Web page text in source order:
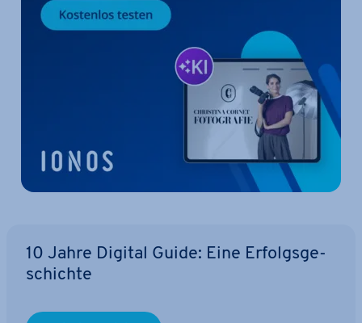
10 Jahre Digital Guide: Eine Er­folgs­ge­
schich­te